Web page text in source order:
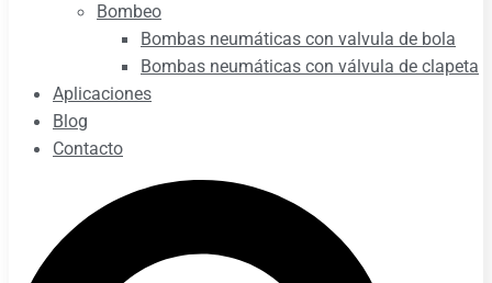
Bombeo
Bombas neumáticas con valvula de bola
Bombas neumáticas con válvula de clapeta
Aplicaciones
Blog
Contacto